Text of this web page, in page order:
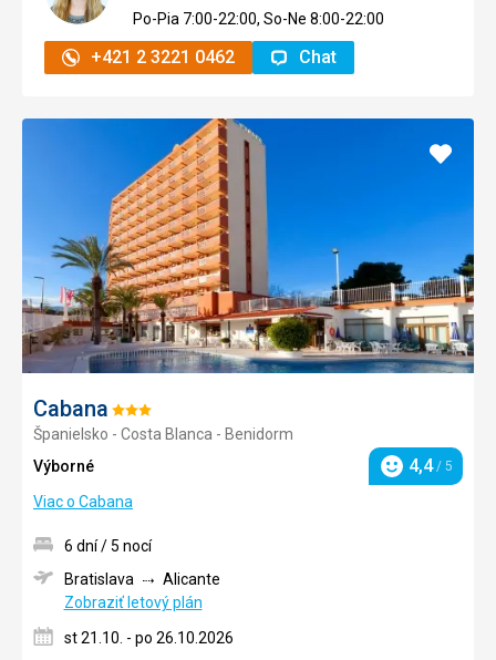
Po-Pia 7:00-22:00, So-Ne 8:00-22:00
+421 2 3221 0462 Chat
Cabana Hodnotenie:
3/5
Španielsko - Costa Blanca - Benidorm
Výborné
Hodnotenie
4,4/ 5
Viac o Cabana
Pridať
6 dní / 5 nocí
Bratislava
Alicante
Zobraziť letový plán
st 21.10. - po 26.10.2026